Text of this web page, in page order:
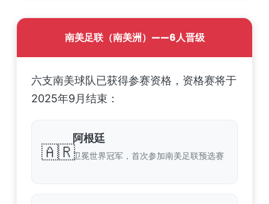
南美足联（南美洲）——6人晋级
六支南美球队已获得参赛资格，资格赛将于
2025年9月结束：
🇦🇷
阿根廷
卫冕世界冠军，首次参加南美足联预选赛